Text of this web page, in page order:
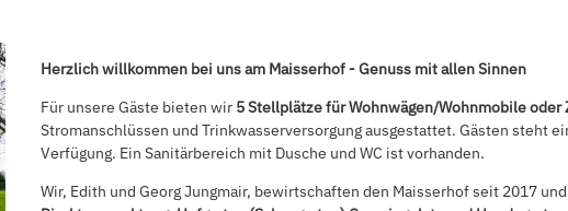
Herzlich willkommen bei uns am Maisserhof - Genuss mit allen Sinnen
Für unsere Gäste bieten wir 5 Stellplätze für Wohnwägen/Wohnmobile oder
Stromanschlüssen und Trinkwasserversorgung ausgestattet. Gästen steht
Verfügung. Ein Sanitärbereich mit Dusche und WC ist vorhanden.
Wir, Edith und Georg Jungmair, bewirtschaften den Maisserhof seit 2017